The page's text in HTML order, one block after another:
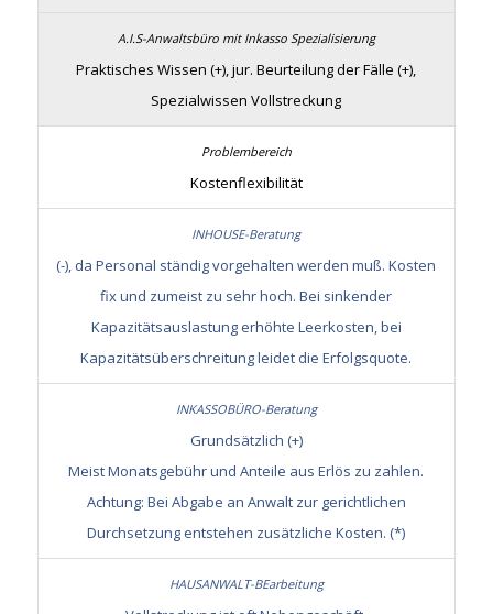
Praktisches Wissen (+), jur. Beurteilung der Fälle (+),
Spezialwissen Vollstreckung
Kostenflexibilität
(-), da Personal ständig vorgehalten werden muß. Kosten
fix und zumeist zu sehr hoch. Bei sinkender
Kapazitätsauslastung erhöhte Leerkosten, bei
Kapazitätsüberschreitung leidet die Erfolgsquote.
Grundsätzlich (+)
Meist Monatsgebühr und Anteile aus Erlös zu zahlen.
Achtung: Bei Abgabe an Anwalt zur gerichtlichen
Durchsetzung entstehen zusätzliche Kosten. (*)